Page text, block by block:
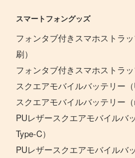
スマートフォングッズ
フォンタブ付きスマホストラ
刷）
フォンタブ付きスマホストラッ
スクエアモバイルバッテリー（
スクエアモバイルバッテリー（
PUレザースクエアモバイルバ
Type-C）
PUレザースクエアモバイルバ